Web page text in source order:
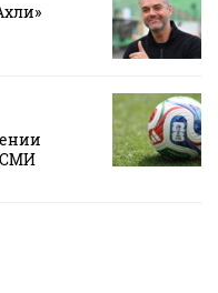
СМИ